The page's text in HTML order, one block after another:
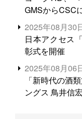
GMSからCSC
2025年08月30
日本アクセス
彰式を開催
2025年08月06
「新時代の酒
ングス 鳥井信